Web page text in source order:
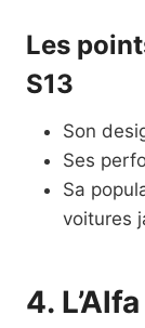
Les
S13
Son
Ses
Sa
voitures
4.